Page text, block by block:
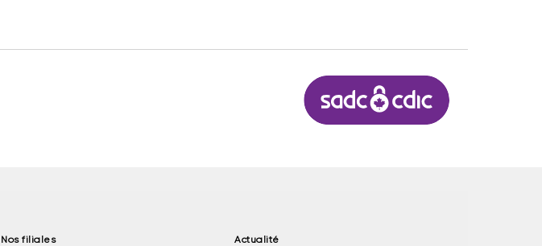
Nos filiales Actualité